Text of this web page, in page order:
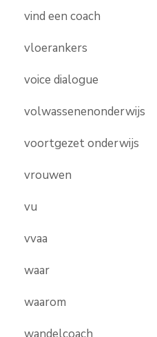
vind een coach
vloerankers
voice dialogue
volwassenenonderwijs
voortgezet onderwijs
vrouwen
vu
vvaa
waar
waarom
wandelcoach